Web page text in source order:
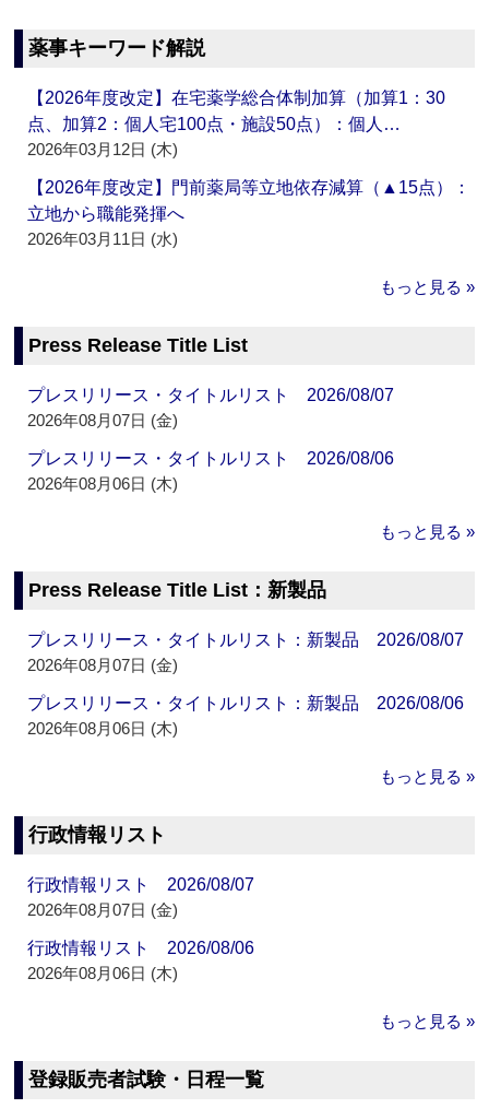
薬事キーワード解説
【2026年度改定】在宅薬学総合体制加算（加算1：30
点、加算2：個人宅100点・施設50点）：個人…
2026年03月12日 (木)
【2026年度改定】門前薬局等立地依存減算（▲15点）：
立地から職能発揮へ
2026年03月11日 (水)
もっと見る »
Press Release Title List
プレスリリース・タイトルリスト 2026/08/07
2026年08月07日 (金)
プレスリリース・タイトルリスト 2026/08/06
2026年08月06日 (木)
もっと見る »
Press Release Title List：新製品
プレスリリース・タイトルリスト：新製品 2026/08/07
2026年08月07日 (金)
プレスリリース・タイトルリスト：新製品 2026/08/06
2026年08月06日 (木)
もっと見る »
行政情報リスト
行政情報リスト 2026/08/07
2026年08月07日 (金)
行政情報リスト 2026/08/06
2026年08月06日 (木)
もっと見る »
登録販売者試験・日程一覧